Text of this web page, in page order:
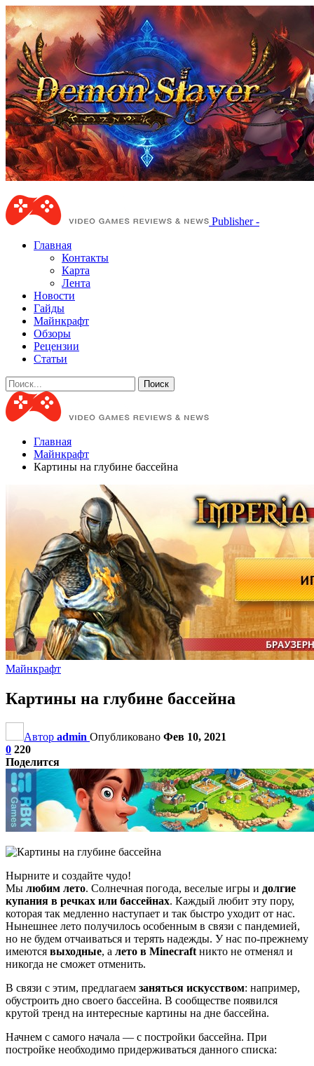
Publisher -
Главная
Контакты
Карта
Лента
Новости
Гайды
Майнкрафт
Обзоры
Рецензии
Статьи
Главная
Майнкрафт
Картины на глубине бассейна
Майнкрафт
Картины на глубине бассейна
Автор admin Опубликовано Фев 10, 2021
0 220
Поделится
Нырните и создайте чудо!
Мы любим лето. Солнечная погода, веселые игры и долгие
купания в речках или бассейнах. Каждый любит эту пору,
которая так медленно наступает и так быстро уходит от нас.
Нынешнее лето получилось особенным в связи с пандемией,
но не будем отчаиваться и терять надежды. У нас по-прежнему
имеются выходные, а лето в Minecraft никто не отменял и
никогда не сможет отменить.
В связи с этим, предлагаем заняться искусством: например,
обустроить дно своего бассейна. В сообществе появился
крутой тренд на интересные картины на дне бассейна.
Начнем с самого начала — с постройки бассейна. При
постройке необходимо придерживаться данного списка: